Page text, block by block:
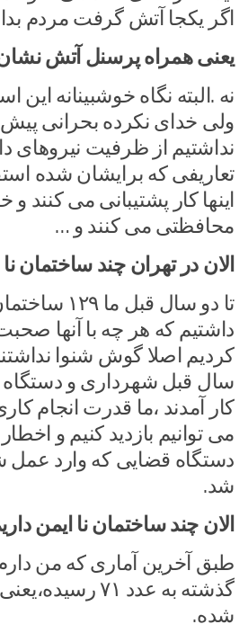
اگر یکجا آتش گرفت مردم
یعنی همراه پرسنل آتش
نه .البته نگاه خوشبینانه
ولی خدای نکرده بحرانی پیش
نداشتیم از ظرفیت
تعاریفی که برایشان شده
اینها کار پشتیبانی می کنند و
محافظتی می کنند و …
الان در تهران چند ساختمان
تا دو سال قبل
داشتیم که هر چه با آنها
کردیم اصلا گوش شنوا
سال قبل شهرداری و
کار آمدند ،ما قدرت انجام
می توانیم بازدید کنیم و
دستگاه قضایی که وارد عمل
شد.
الان چند ساختمان نا ایمن
طبق آخرین آماری که من
گذشته به عدد ۷۱
شده.